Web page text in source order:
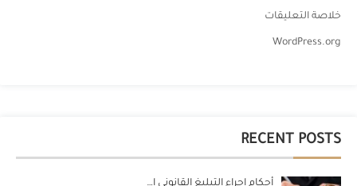
خلاصة التعليقات
WordPress.org
RECENT POSTS
أحكام اجراء التبليغ القانوني ا…